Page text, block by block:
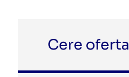
Cere oferta